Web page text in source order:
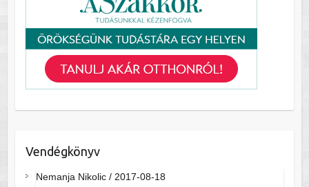
Vendégkönyv
Nemanja Nikolic/ 2017-08-18